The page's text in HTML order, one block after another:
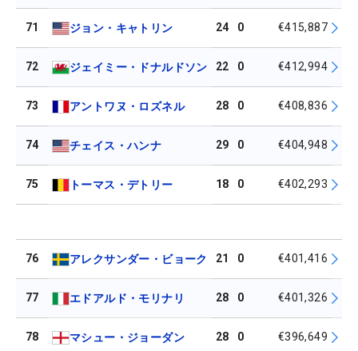
71 ジョン・キャトリン 24 0 €415,887
72 ジェイミー・ドナルドソン 22 0 €412,994
73 アントワヌ・ロズネル 28 0 €408,836
74 チェイス・ハンナ 29 0 €404,948
75 トーマス・デトリー 18 0 €402,293
76 アレクサンダー・ビョーク 21 0 €401,416
77 エドアルド・モリナリ 28 0 €401,326
78 マシュー・ジョーダン 28 0 €396,649